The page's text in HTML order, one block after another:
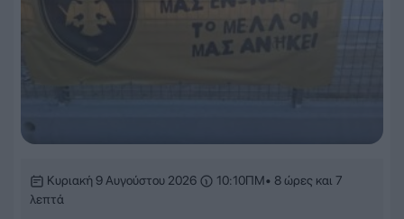
Κυριακή 9 Αυγούστου 2026 10:10ΠΜ• 8 ώρες και 7
λεπτά